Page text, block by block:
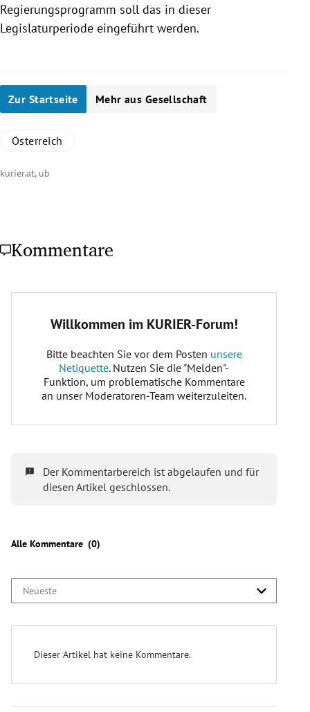
Regierungsprogramm soll das in dieser
Legislaturperiode eingeführt werden.
Zur Startseite Mehr aus Gesellschaft
Österreich
kurier.at, ub
Kommentare